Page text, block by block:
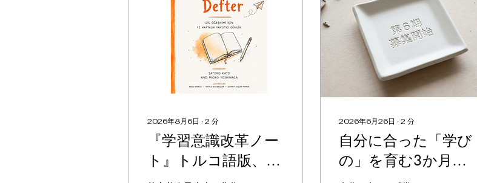
2026年8月6日 ∙2 分
『学習意識改革ノー
ト』トルコ語版、10
2026年6月26日 ∙2 分
自分に合った「学び
の」を育む3か月：